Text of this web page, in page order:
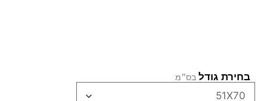
בחירת גודל